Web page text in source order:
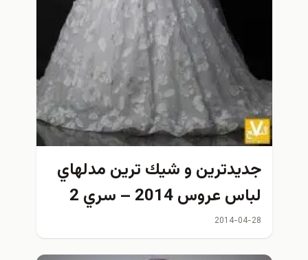
جديدترين و شيك ترين مدلهاي
لباس عروس 2014 – سري 2
2014-04-28